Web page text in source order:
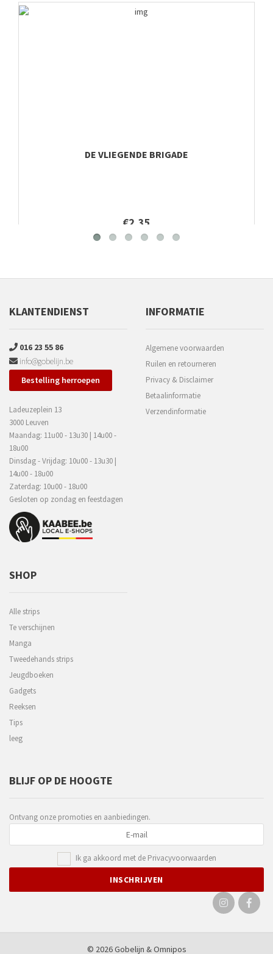
DE VLIEGENDE BRIGADE
€2,35
KLANTENDIENST
016 23 55 86
info@gobelijn.be
Bestelling herroepen
Ladeuzeplein 13
3000 Leuven
Maandag: 11u00 - 13u30 | 14u00 -
18u00
Dinsdag - Vrijdag: 10u00 - 13u30 |
14u00 - 18u00
Zaterdag: 10u00 - 18u00
Gesloten op zondag en feestdagen
INFORMATIE
Algemene voorwaarden
Ruilen en retourneren
Privacy & Disclaimer
Betaalinformatie
Verzendinformatie
SHOP
Alle strips
Te verschijnen
Manga
Tweedehands strips
Jeugdboeken
Gadgets
Reeksen
Tips
leeg
BLIJF OP DE HOOGTE
Ontvang onze promoties en aanbiedingen.
Ik ga akkoord met de Privacyvoorwaarden
© 2026 Gobelijn &Omnipos